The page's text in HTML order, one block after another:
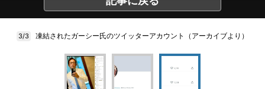
3/3 凍結されたガーシー氏のツイッターアカウント（アーカイブより）